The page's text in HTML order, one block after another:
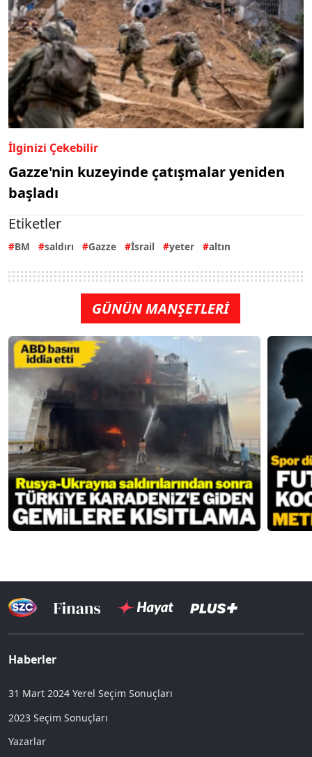
İlginizi Çekebilir
Gazze'nin kuzeyinde çatışmalar yeniden
başladı
Etiketler
BM saldırı Gazze İsrail yeter altın
GÜNÜN MANŞETLERİ
Haberler
31 Mart 2024 Yerel Seçim Sonuçları
2023 Seçim Sonuçları
Yazarlar